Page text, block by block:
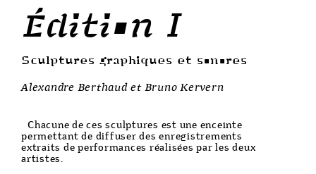
Édition I
Sculptures graphiques et sonores
Alexandre Berthaud et Bruno Kervern
Chacune de ces sculptures est une enceinte
permettant de diffuser des enregistrements
extraits de performances réalisées par les deux
artistes.